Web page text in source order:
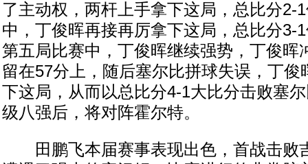
了主动权，两杆上手拿下这局，总比分2-
中，丁俊晖再接再厉拿下这局，总比分3-
第五局比赛中，丁俊晖继续强势，丁俊晖
留在57分上，随后塞尔比拼球失误，丁俊
下这局，从而以总比分4-1大比分击败塞
级八强后，将对阵霍尔特。
田鹏飞本届赛事表现出色，首战击败